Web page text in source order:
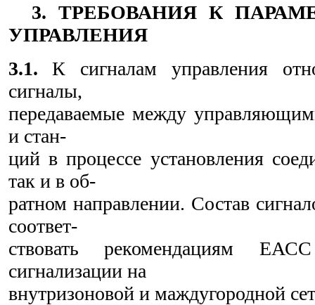
3. ТРЕБОВАНИЯ К
УПРАВЛЕНИЯ
3.1. К сигналам управления
сигналы,
передаваемые между
и стан-
ций в процессе установления
так и в об-
ратном направлении. Состав
соответ-
ствовать рекомендациям
сигнализации на
внутризоновой и маждугородной